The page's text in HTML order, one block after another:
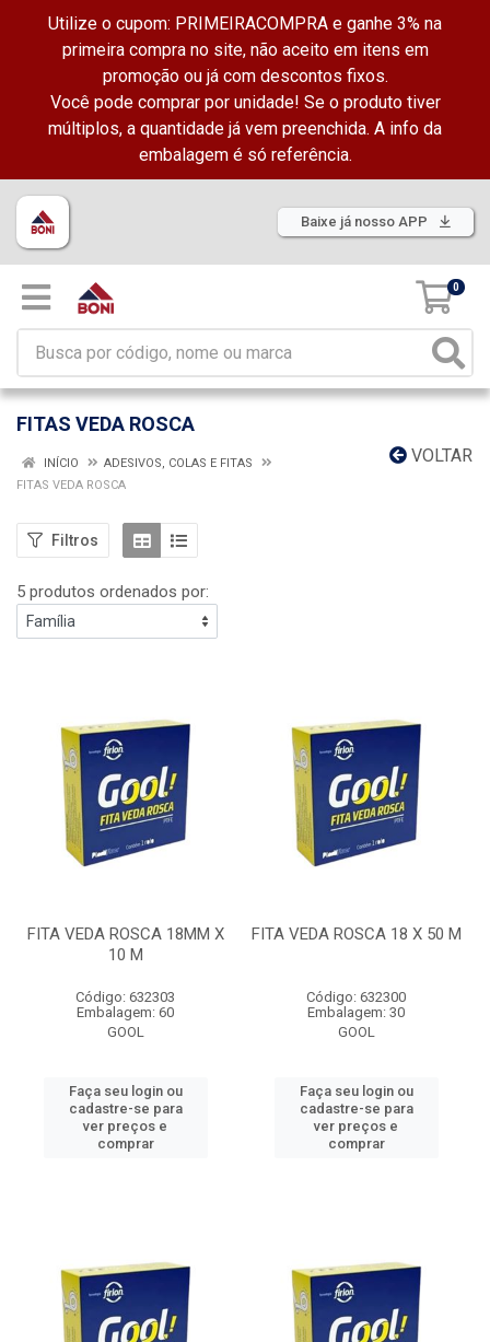
Utilize o cupom: PRIMEIRACOMPRA e ganhe 3% na
primeira compra no site, não aceito em itens em
promoção ou já com descontos fixos.
Você pode comprar por unidade! Se o produto tiver
múltiplos, a quantidade já vem preenchida. A info da
embalagem é só referência.
Baixe já nosso APP
0
FITAS VEDA ROSCA
VOLTAR
INÍCIO
ADESIVOS, COLAS E FITAS
FITAS VEDA ROSCA
Filtros
5 produtos ordenados por:
FITA VEDA ROSCA 18MM X
10 M
Código: 632303
Embalagem: 60
GOOL
Faça seu login ou
cadastre-se para
ver preços e
comprar
FITA VEDA ROSCA 18 X 50 M
Código: 632300
Embalagem: 30
GOOL
Faça seu login ou
cadastre-se para
ver preços e
comprar